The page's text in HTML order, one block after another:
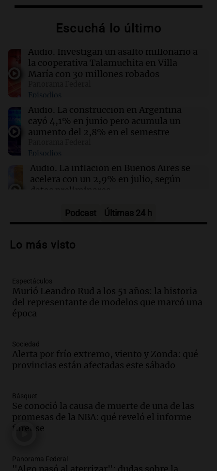
Sociedad
opera en la Triple Frontera
08:30 Sociedad
accesibles y con menos mitos en Argentina
08:27 La Cadena del Gol
River se enfrentará a Tigre en un duelo crucial
Escuchá lo último
Audio. Investigan un asalto millonario a
la cooperativa Talamuchita en Villa
María con 30 millones robados
Episodios
Audio. La construcción en Argentina
cayó 4,1% en junio pero acumula un
aumento del 2,8% en el semestre
Episodios
Audio. La inflación en Buenos Aires se
acelera con un 2,9% en julio, según
datos preliminares
Audio.La justicia niega pedido de
perimetral sobre Candela Arizaga
Audio.
La inflación en Buenos Aires se
acelera al 2,9% en julio y anticipa datos
oficiales
Panorama Federal
Audio.
luminarias públicas destruidas en 14
meses por vandalismo y robos
Audio.
vandalismo destruye 433 luminarias
públicas en 14 meses y afecta la
seguridad
Audio.Secuestran 28 bultos de
Podcast Últimas 24 h
Lo más visto
Espectáculos
Murió Leandro Rud a los 51 años: la historia
del representante de modelos que marcó una
época
Sociedad
Alerta por frío extremo, viento y Zonda: qué
provincias están afectadas este sábado
Básquet
Se conoció la causa de muerte de una de las
promesas de la NBA: qué reveló el informe
forense
Panorama Federal